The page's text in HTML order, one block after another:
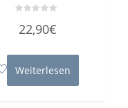
mit
5
22,90€
Weiterlesen